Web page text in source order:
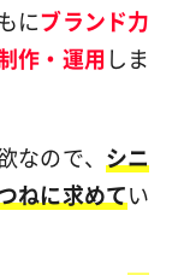
にブランド力
作・運用 しま
ので、 シニ
ねに求めてい